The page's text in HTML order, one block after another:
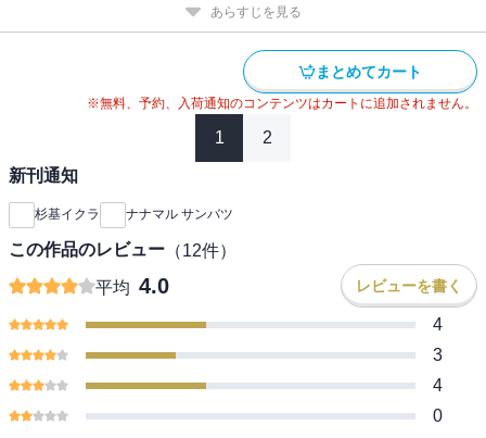
あらすじを見る
まとめてカート
※無料、予約、入荷通知のコンテンツはカートに追加されません。
1 2
新刊通知
杉基イクラ ナナマル サンバツ
この作品のレビュー （12件）
平均 4.0 レビューを書く
4
3
4
0